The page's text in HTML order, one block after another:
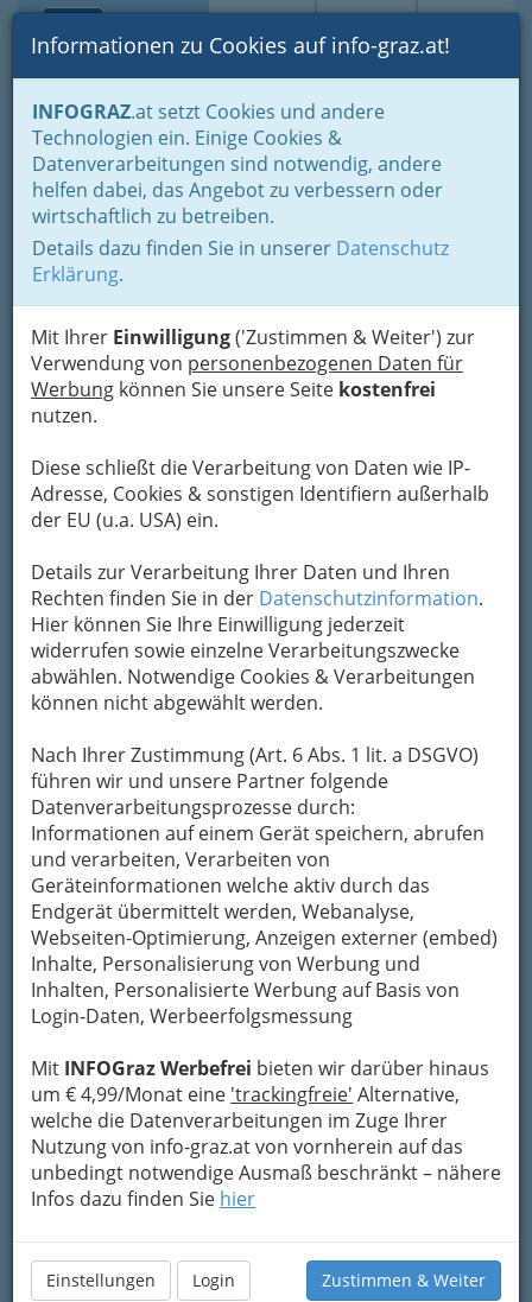
Suche Login Toggle
Informationen zu Cookies auf info-graz.at!
INFOGRAZ.at setzt Cookies und andere
Technologien ein. Einige Cookies &
Datenverarbeitungen sind notwendig, andere
helfen dabei, das Angebot zu verbessern oder
wirtschaftlich zu betreiben.
Details dazu finden Sie in unserer Datenschutz
Erklärung.
Mit Ihrer Einwilligung('Zustimmen & Weiter') zur
Verwendung von personenbezogenen Daten für
Werbung können Sie unsere Seite kostenfrei
nutzen.
Diese schließt die Verarbeitung von Daten wie IP-
Adresse, Cookies & sonstigen Identifiern außerhalb
der EU (u.a. USA) ein.
Details zur Verarbeitung Ihrer Daten und Ihren
Rechten finden Sie in der Datenschutzinformation.
Hier können Sie Ihre Einwilligung jederzeit
widerrufen sowie einzelne Verarbeitungszwecke
abwählen. Notwendige Cookies & Verarbeitungen
können nicht abgewählt werden.
Nach Ihrer Zustimmung (Art. 6 Abs. 1 lit. a DSGVO)
führen wir und unsere Partner folgende
Datenverarbeitungsprozesse durch:
Informationen auf einem Gerät speichern, abrufen
und verarbeiten, Verarbeiten von
Geräteinformationen welche aktiv durch das
Endgerät übermittelt werden, Webanalyse,
Webseiten-Optimierung, Anzeigen externer (embed)
Inhalte, Personalisierung von Werbung und
Inhalten, Personalisierte Werbung auf Basis von
Login-Daten, Werbeerfolgsmessung
Mit INFOGraz Werbefrei bieten wir darüber hinaus
um € 4,99/Monat eine 'trackingfreie' Alternative,
welche die Datenverarbeitungen im Zuge Ihrer
Nutzung von info-graz.at von vornherein auf das
unbedingt notwendige Ausmaß beschränkt – nähere
Infos dazu finden Sie hier
Einstellungen Login Zustimmen & Weiter
Home Lebens-Guide
Nachwuchs, Eltern - Familien
Ferien, Freizeit, Kultur für Kinder und Jugendliche
Trotz Schlechtwetter Spaß mit dem Nachwuchs
Südbahn Museum
Heizhausgasse 2, 8680 Mürzzuschlag
+43 3852 2530-326
Karte
Adresse mit Google Maps anschauen
Kontaktaufnahme
Um die Info-Graz Firmenvor Spam-Mails zu
bewahren, verwenden wir an dieser Stelle zur
Übermittlung Ihrer Nachricht ein sicheres
Formular. Ihre Nachricht wird nach dem
Unternehmen Südbahn Museum weitergeleitet.
Mein Name
Meine Email Adresse
Mein Betreff
Meine Nachricht